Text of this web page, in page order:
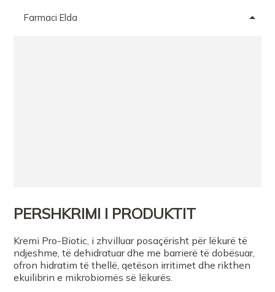
Farmaci Elda
PERSHKRIMI I PRODUKTIT
Kremi Pro-Biotic, i zhvilluar posaçërisht për lëkurë të
ndjeshme, të dehidratuar dhe me barrierë të dobësuar,
ofron hidratim të thellë, qetëson irritimet dhe rikthen
ekuilibrin e mikrobiomës së lëkurës.